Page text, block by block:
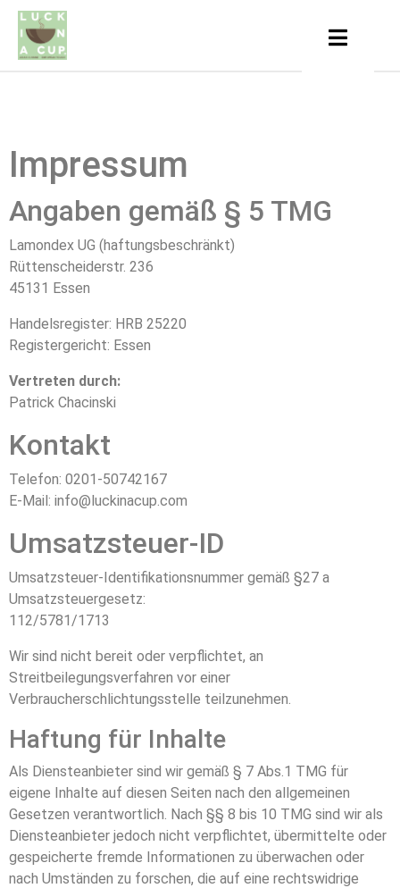
Impressum
Angaben gemäß § 5 TMG
Lamondex UG (haftungsbeschränkt)
Rüttenscheiderstr. 236
45131 Essen
Handelsregister: HRB 25220
Registergericht: Essen
Vertreten durch:
Patrick Chacinski
Kontakt
Telefon: 0201-50742167
E-Mail: info@luckinacup.com
Umsatzsteuer-ID
Umsatzsteuer-Identifikationsnummer gemäß §27 a
Umsatzsteuergesetz:
112/5781/1713
Wir sind nicht bereit oder verpflichtet, an
Streitbeilegungsverfahren vor einer
Verbraucherschlichtungsstelle teilzunehmen.
Haftung für Inhalte
Als Diensteanbieter sind wir gemäß § 7 Abs.1 TMG für
eigene Inhalte auf diesen Seiten nach den allgemeinen
Gesetzen verantwortlich. Nach §§ 8 bis 10 TMG sind wir als
Diensteanbieter jedoch nicht verpflichtet, übermittelte oder
gespeicherte fremde Informationen zu überwachen oder
nach Umständen zu forschen, die auf eine rechtswidrige